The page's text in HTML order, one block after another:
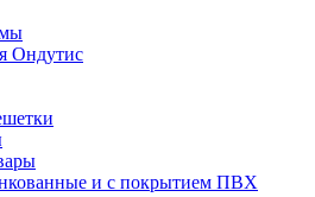
Ондутис
и с покрытием ПВХ